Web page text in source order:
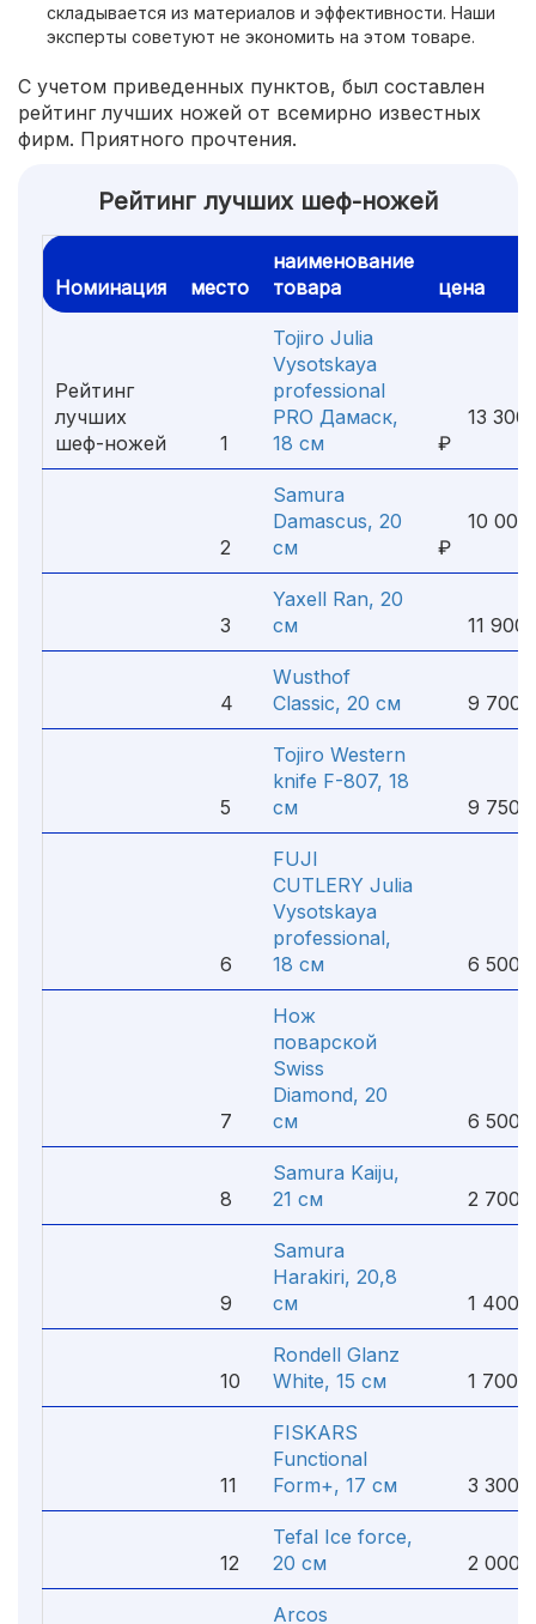
складывается из материалов и эффективности. Наши
эксперты советуют не экономить на этом товаре.
С учетом приведенных пунктов, был составлен
рейтинг лучших ножей от всемирно известных
фирм. Приятного прочтения.
Рейтинг лучших шеф-ножей
Номинация место
наименование
товара
цена
Рейтинг
лучших
шеф-ножей
1
Tojiro Julia
Vysotskaya
professional
PRO Дамаск,
18 см
13 300
₽
2
Samura
Damascus, 20
см
10 000
₽
3
Yaxell Ran, 20
см
11 900
4
Wusthof
Classic, 20 см
9 700
5
Tojiro Western
knife F-807, 18
см
9 750
6
FUJI
CUTLERY Julia
Vysotskaya
professional,
18 см
6 500
7
Нож
поварской
Swiss
Diamond, 20
см
6 500
8
Samura Kaiju,
21 см
2 700
9
Samura
Harakiri, 20,8
см
1 400
10
Rondell Glanz
White, 15 см
1 700 ₽
11
FISKARS
Functional
Form+, 17 см
3 300
12
Tefal Ice force,
20 см
2 000
Arcos